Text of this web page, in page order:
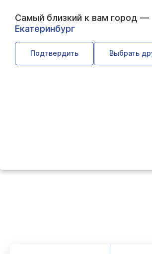
Самый близкий к вам город —
Екатеринбург
Подтвердить Выбрать